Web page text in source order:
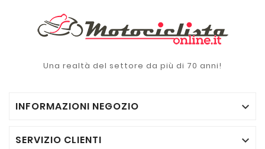
Una realtà del settore da più di 70 anni!
INFORMAZIONI NEGOZIO 
SERVIZIO CLIENTI 